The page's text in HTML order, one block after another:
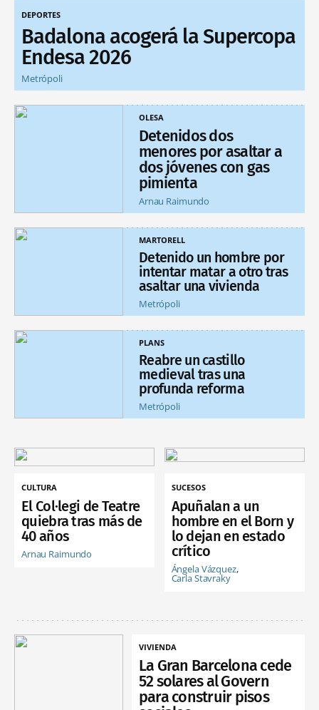
DEPORTES
Badalona acogerá la Supercopa
Endesa 2026
Metrópoli
OLESA
Detenidos dos
menores por asaltar a
dos jóvenes con gas
pimienta
Arnau Raimundo
MARTORELL
Detenido un hombre por
intentar matar a otro tras
asaltar una vivienda
Metrópoli
PLANS
Reabre un castillo
medieval tras una
profunda reforma
Metrópoli
CULTURA
El Col·legi de Teatre
quiebra tras más de
40 años
Arnau Raimundo
SUCESOS
Apuñalan a un
hombre en el Born y
lo dejan en estado
crítico
Ángela Vázquez
Carla Stavraky
VIVIENDA
La Gran Barcelona cede
52 solares al Govern
para construir pisos